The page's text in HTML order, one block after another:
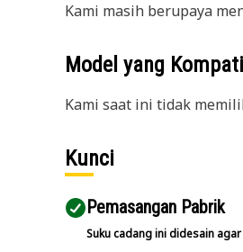
Kami masih berupaya
Model yang
Kami saat ini tidak
Kunci
Pemasangan Pabrik
Suku cadang ini didesain